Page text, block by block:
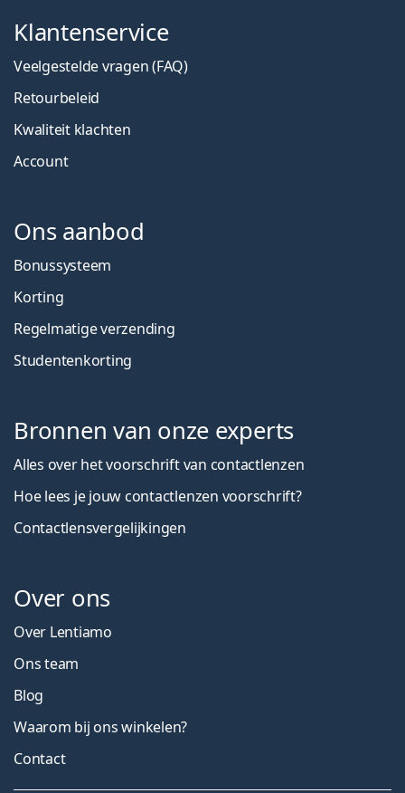
Klantenservice
Veelgestelde vragen (FAQ)
Retourbeleid
Kwaliteit klachten
Account
Ons aanbod
Bonussysteem
Korting
Regelmatige verzending
Studentenkorting
Bronnen van onze experts
Alles over het voorschrift van contactlenzen
Hoe lees je jouw contactlenzen voorschrift?
Contactlensvergelijkingen
Over ons
Over Lentiamo
Ons team
Blog
Waarom bij ons winkelen?
Contact